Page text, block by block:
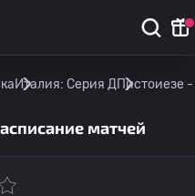
Италия: Серия ДПистоиезе
матчей